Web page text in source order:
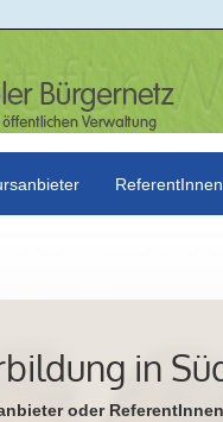
ReferentInnen
in
oder